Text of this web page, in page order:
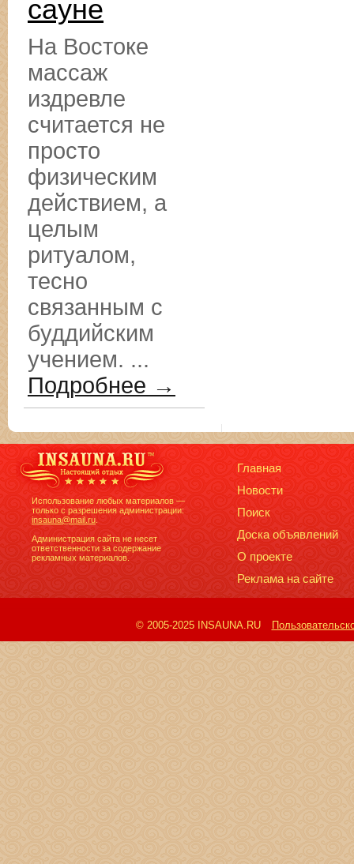
сауне
На Востоке
массаж
издревле
считается не
просто
физическим
действием, а
целым
ритуалом,
тесно
связанным с
буддийским
учением. ...
Подробнее →
Использование любых материалов —
только с разрешения администрации:
insauna@mail.ru
Администрация сайта не несет
ответственности за содержание
рекламных материалов.
Главная
Новости
Поиск
Доска объявлений
О проекте
Реклама на сайте
© 2005-2025 INSAUNA.RU